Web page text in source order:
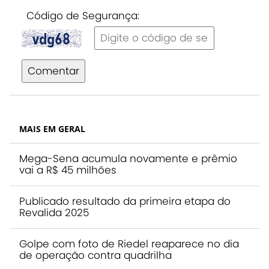
Código de Segurança:
Comentar
MAIS EM GERAL
Mega-Sena acumula novamente e prêmio
vai a R$ 45 milhões
Publicado resultado da primeira etapa do
Revalida 2025
Golpe com foto de Riedel reaparece no dia
de operação contra quadrilha